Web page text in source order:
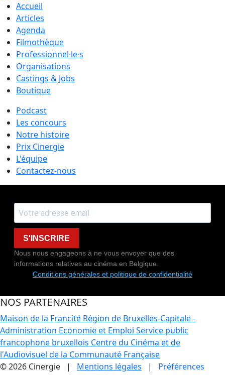
Accueil
Articles
Agenda
Filmothèque
Professionnel·le·s
Organisations
Castings & Jobs
Boutique
Podcast
Les concours
Notre histoire
Prix Cinergie
L'équipe
Contactez-nous
S'INSCRIRE
Nous nous engageons à ne vous envoyer que des
informations relatives au cinéma en Belgique.
Conditions générales et politique de confidentialité
NOS PARTENAIRES
Maison de la Francité Région de Bruxelles-Capitale -
Administration Economie et Emploi Service public
francophone bruxellois Centre du Cinéma et de
l'Audiovisuel de la Communauté Française
© 2026 Cinergie | Mentions légales | Préférences